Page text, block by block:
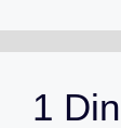
1